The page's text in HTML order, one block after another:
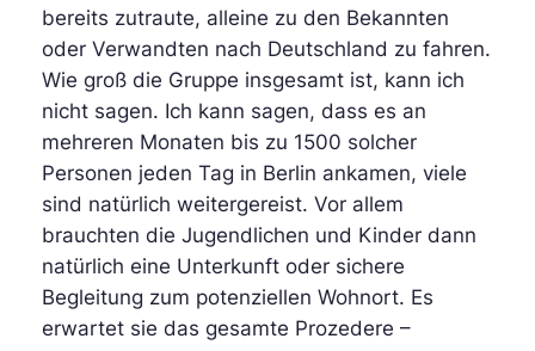
bereits zutraute, alleine zu den Bekannten
oder Verwandten nach Deutschland zu fahren.
Wie groß die Gruppe insgesamt ist, kann ich
nicht sagen. Ich kann sagen, dass es an
mehreren Monaten bis zu 1500 solcher
Personen jeden Tag in Berlin ankamen, viele
sind natürlich weitergereist. Vor allem
brauchten die Jugendlichen und Kinder dann
natürlich eine Unterkunft oder sichere
Begleitung zum potenziellen Wohnort. Es
erwartet sie das gesamte Prozedere –